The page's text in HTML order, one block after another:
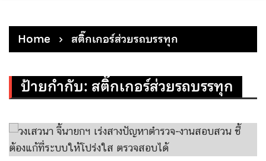
Home สติ๊กเกอร์ส่วยรถบรรทุก
ป้ายกำกับ: สติ๊กเกอร์ส่วยรถบรรทุก